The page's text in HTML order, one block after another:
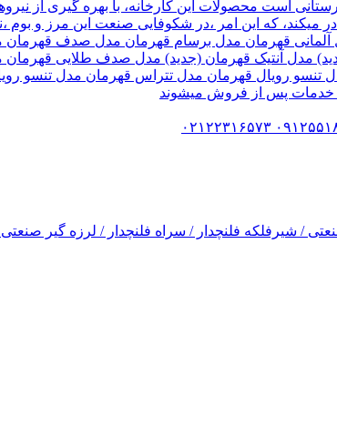
است محصولات این کارخانه، با بهره گیری از
زیادی از تولیدات خود را به بیش از ۳۰ کشور جهان صادر میکند، که این امر ،در
آلمانی قهرمان مدل برسام قهرمان مدل صدف
مدل آنتیک قهرمان (جدید) مدل صدف طلایی
تنسو رویال قهرمان مدل تتراس قهرمان مدل تنسو
/ شیرفلکه فلنچدار / سراه فلنچدار / لرزه گیر